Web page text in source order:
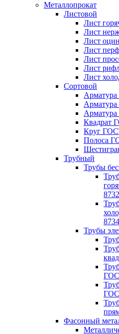
Металлопрокат
Листовой
Лист
Лист
Лист
Лист
Лист
Лист
Лист
Сортовой
Арматура
Квадрат
Круг
Полоса
Трубный
Трубы
Трубы
Фасонный